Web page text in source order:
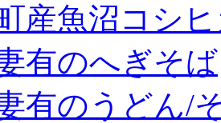
産魚沼コシ
有のへぎそば
有のうどん/